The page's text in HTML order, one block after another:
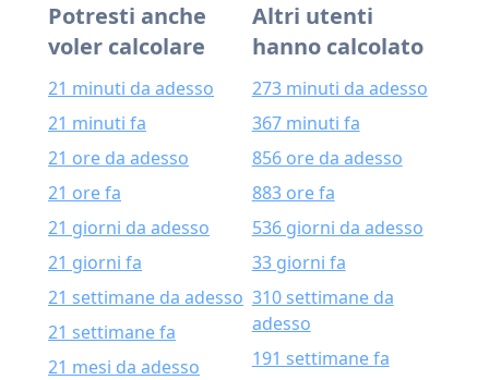
Potresti anche
voler calcolare
21 minuti da adesso
21 minuti fa
21 ore da adesso
21 ore fa
21 giorni da adesso
21 giorni fa
21 settimane da adesso
21 settimane fa
21 mesi da adesso
Altri utenti
hanno calcolato
273 minuti da adesso
367 minuti fa
856 ore da adesso
883 ore fa
536 giorni da adesso
33 giorni fa
310 settimane da
adesso
191 settimane fa